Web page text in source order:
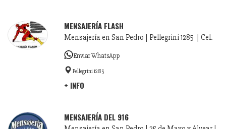
MENSAJERÍA FLASH
Mensajería en San Pedro | Pellegrini 1285 | Cel.
Enviar WhatsApp
Pellegrini 1285
+ INFO
MENSAJERÍA DEL 916